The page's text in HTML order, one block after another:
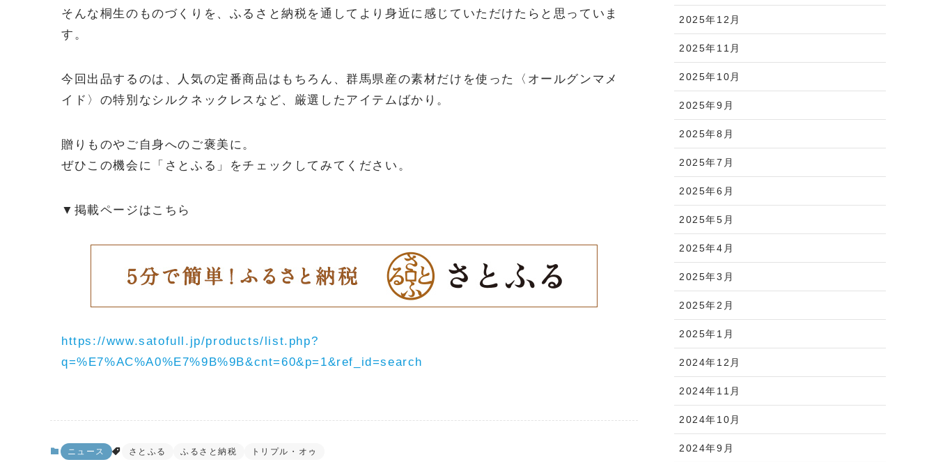
そんな桐生のものづくりを、ふるさと納税を通してより身近に感じていただけたらと思っていま
す。
今回出品するのは、人気の定番商品はもちろん、群馬県産の素材だけを使った〈オールグンマメ
イド〉の特別なシルクネックレスなど、厳選したアイテムばかり。
贈りものやご自身へのご褒美に。
ぜひこの機会に「さとふる」をチェックしてみてください。
▼掲載ページはこちら
https://www.satofull.jp/products/list.php?
q=%E7%AC%A0%E7%9B%9B&cnt=60&p=1&ref_id=search
ニュース さとふる ふるさと納税 トリプル・オゥ
2025年12月
2025年11月
2025年10月
2025年9月
2025年8月
2025年7月
2025年6月
2025年5月
2025年4月
2025年3月
2025年2月
2025年1月
2024年12月
2024年11月
2024年10月
2024年9月